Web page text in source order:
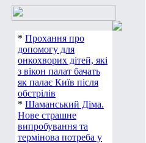
* Прохання про
допомогу для
онкохворих дітей, які
з вікон палат бачать
як палає Київ після
обстрілів
* Шаманський Діма.
Нове страшне
випробування та
термінова потреба у